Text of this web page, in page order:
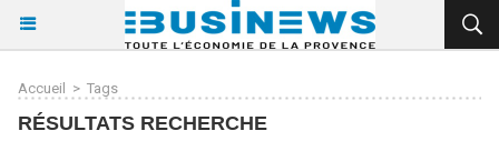
Accueil > Tags
RÉSULTATS RECHERCHE